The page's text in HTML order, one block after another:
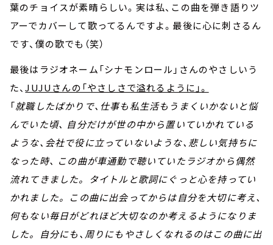
葉のチョイスが素晴らしい。実は私、この曲を弾き語りツ
アーでカバーして歌ってるんですよ。最後に心に刺さるん
です、僕の歌でも（笑）
最後はラジオネーム「シナモンロール」さんのやさしいう
た、JUJUさんの「やさしさで溢れるように」。
「就職したばかりで、仕事も私生活もうまくいかないと悩
んでいた頃、 自分だけが世の中から置いていかれている
ような、会社で役に立っていないような、悲しい気持ちに
なった時、 この曲が車通勤で聴いていたラジオから偶然
流れてきました。 タイトルと歌詞にぐっと心を持ってい
かれました。 この曲に出会ってからは自分を大切に考え、
何もない毎日がどれほど大切なのか考えるようになりま
した。 自分にも、周りにもやさしくなれるのはこの曲に出